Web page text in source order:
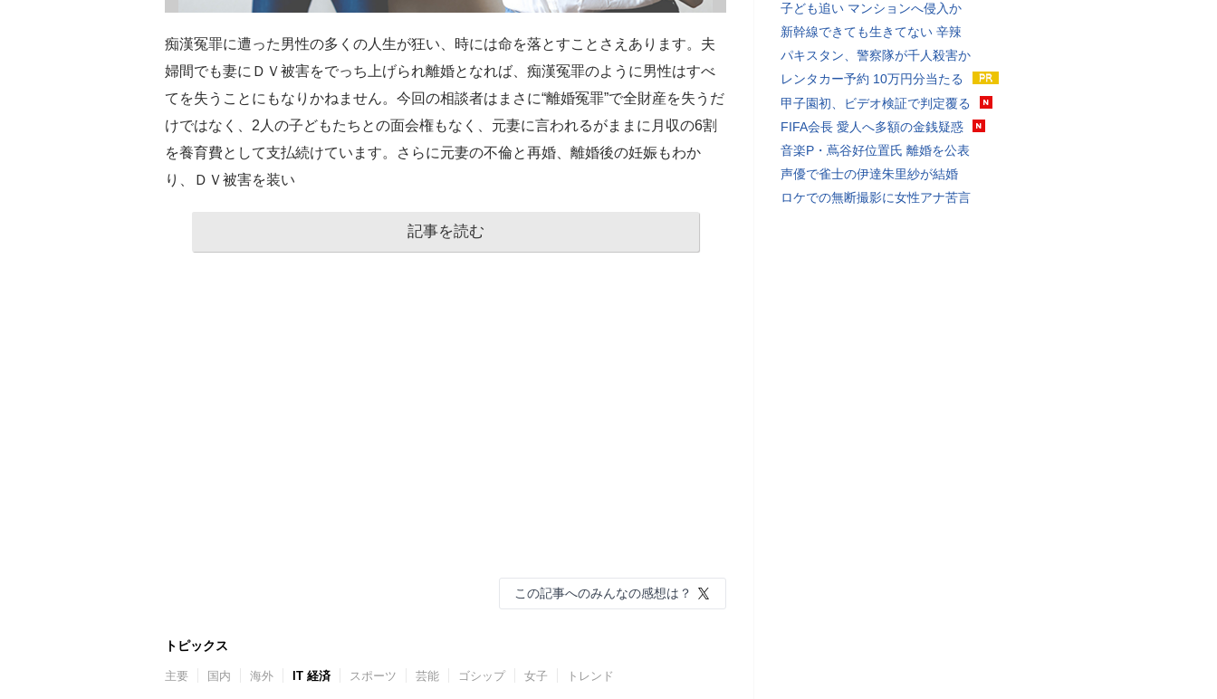
痴漢冤罪に遭った男性の多くの人生が狂い、時には命を落とすことさえあります。夫
婦間でも妻にＤＶ被害をでっち上げられ離婚となれば、痴漢冤罪のように男性はすべ
てを失うことにもなりかねません。今回の相談者はまさに“離婚冤罪”で全財産を失うだ
けではなく、2人の子どもたちとの面会権もなく、元妻に言われるがままに月収の6割
を養育費として支払続けています。さらに元妻の不倫と再婚、離婚後の妊娠もわか
り、ＤＶ被害を装い
記事を読む
この記事へのみんなの感想は？
トピックス
主要 国内 海外 IT 経済 スポーツ 芸能 ゴシップ 女子 トレンド
子ども追い マンションへ侵入か
新幹線できても生きてない 辛辣
パキスタン、警察隊が千人殺害か
レンタカー予約 10万円分当たる
甲子園初、ビデオ検証で判定覆る
FIFA会長 愛人へ多額の金銭疑惑
音楽P・蔦谷好位置氏 離婚を公表
声優で雀士の伊達朱里紗が結婚
ロケでの無断撮影に女性アナ苦言